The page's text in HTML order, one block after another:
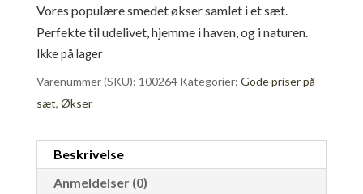
Vores populære smedet økser samlet i et sæt.
Perfekte til udelivet, hjemme i haven, og i naturen.
Ikke på lager
Varenummer (SKU): 100264 Kategorier: Gode priser på
sæt, Økser
Beskrivelse
Anmeldelser (0)